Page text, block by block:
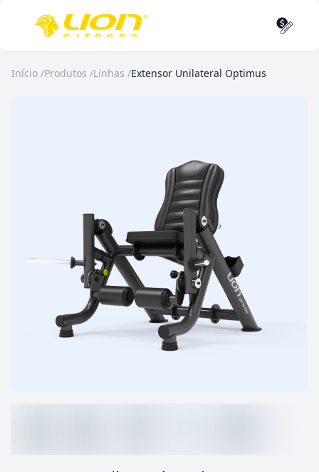
Início /Produtos /Linhas /Extensor Unilateral Optimus